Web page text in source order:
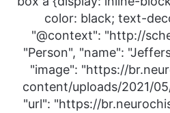
color: black; text-
"@context": "http://
"Person", "name":
"image": "https://
content/uploads/2021/
"url": "https://